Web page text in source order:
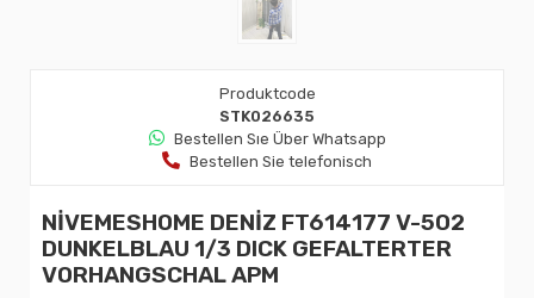
Produktcode
STK026635
Bestellen Sıe Über Whatsapp
Bestellen Sie telefonisch
NİVEMESHOME DENİZ FT614177 V-502
DUNKELBLAU 1/3 DICK GEFALTERTER
VORHANGSCHAL APM